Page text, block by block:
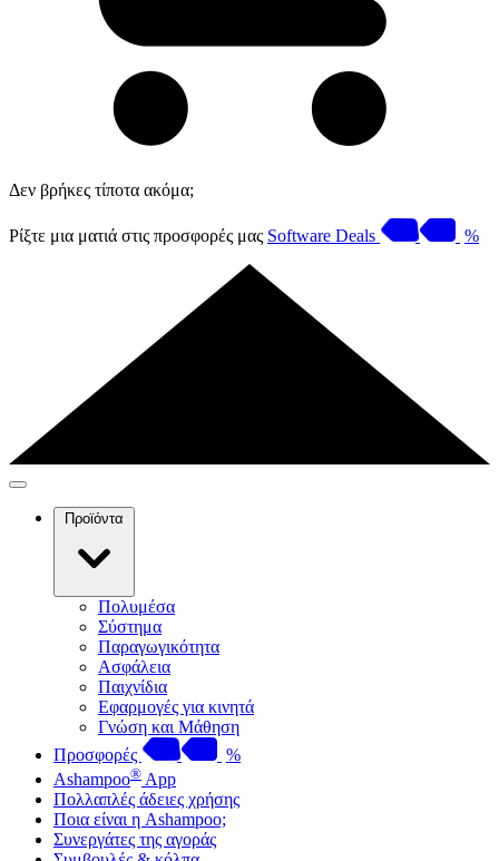
Δεν βρήκες τίποτα ακόμα;
Ρίξτε μια ματιά στις προσφορές μας Software Deals %
Προϊόντα
Πολυμέσα
Σύστημα
Παραγωγικότητα
Ασφάλεια
Παιχνίδια
Εφαρμογές για κινητά
Γνώση και Μάθηση
Προσφορές
%
Ashampoo® App
Πολλαπλές άδειες χρήσης
Ποια είναι η Ashampoo;
Συνεργάτες της αγοράς